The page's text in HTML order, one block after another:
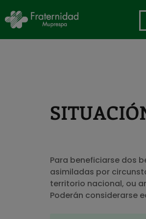
Para beneficiarse dos
asimiladas por
territorio nacional, ou
Poderán considerarse